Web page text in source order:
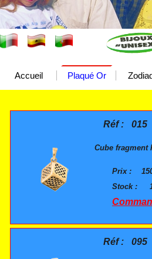
Accueil Plaqué Or
Réf : 015
Cube fragment
Prix :
Stock :
Réf : 095